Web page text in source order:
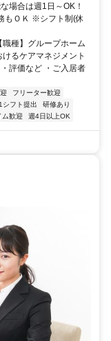
場合は週1日～OK！
もＯＫ ※シフト制(休
種】グループホーム
るケアマネジメント
評価など ・ご入居者
フリーター歓迎
シフト提出
研修あり
ム歓迎 週4日以上OK